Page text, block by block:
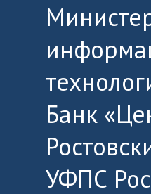
Банк
УФПС